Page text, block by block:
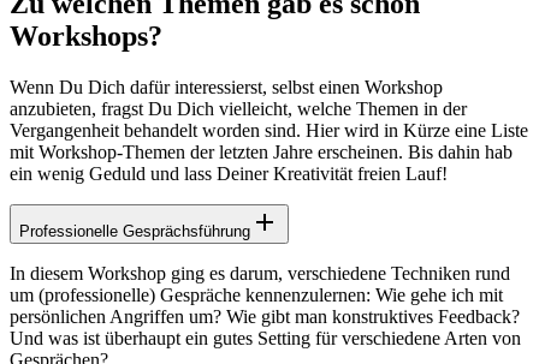
Workshops?
Wenn Du Dich dafür interessierst, selbst einen Workshop
anzubieten, fragst Du Dich vielleicht, welche Themen in der
Vergangenheit behandelt worden sind. Hier wird in Kürze eine Liste
mit Workshop-Themen der letzten Jahre erscheinen. Bis dahin hab
ein wenig Geduld und lass Deiner Kreativität freien Lauf!
Professionelle Gesprächsführung
In diesem Workshop ging es darum, verschiedene Techniken rund
um (professionelle) Gespräche kennenzulernen: Wie gehe ich mit
persönlichen Angriffen um? Wie gibt man konstruktives Feedback?
Und was ist überhaupt ein gutes Setting für verschiedene Arten von